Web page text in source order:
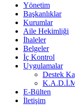
Yönetim
Başkanlıklar
Kurumlar
Aile Hekimliği
İhaleler
Belgeler
İç Kontrol
Uygulamalar
Destek
E-Bülten
İletişim